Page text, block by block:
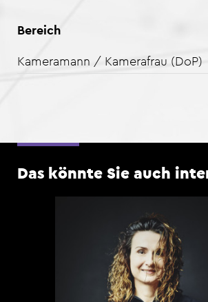
Bereich
Kameramann / Kamerafrau (DoP)
Das könnte Sie auch